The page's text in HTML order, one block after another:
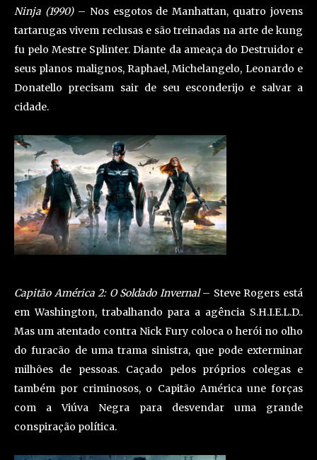
Ninja (1990)– Nos esgotos de Manhattan, quatro jovens
tartarugas vivem reclusas e são treinadas na arte de kung
fu pelo Mestre Splinter. Diante da ameaça do Destruidor e
seus planos malignos, Raphael, Michelangelo, Leonardo e
Donatello precisam sair de seu esconderijo e salvar a
cidade.
Capitão América 2: O Soldado Invernal– Steve Rogers está
em Washington, trabalhando para a agência S.H.I.E.L.D..
Mas um atentado contra Nick Fury coloca o herói no olho
do furacão de uma trama sinistra, que pode exterminar
milhões de pessoas. Caçado pelos próprios colegas e
também por criminosos, o Capitão América une forças
com a Viúva Negra para desvendar uma grande
conspiração política.